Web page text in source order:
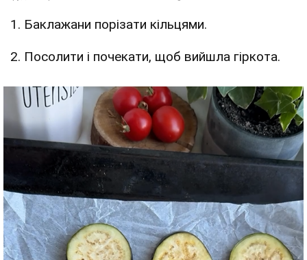
1. Баклажани порізати кільцями.
2. Посолити і почекати, щоб вийшла гіркота.